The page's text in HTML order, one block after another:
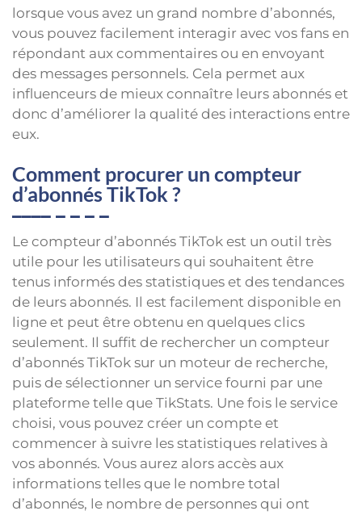
lorsque vous avez un grand nombre d’abonnés,
vous pouvez facilement interagir avec vos fans en
répondant aux commentaires ou en envoyant
des messages personnels. Cela permet aux
influenceurs de mieux connaître leurs abonnés et
donc d’améliorer la qualité des interactions entre
eux.
Comment procurer un compteur
d’abonnés TikTok ?
Le compteur d’abonnés TikTok est un outil très
utile pour les utilisateurs qui souhaitent être
tenus informés des statistiques et des tendances
de leurs abonnés. Il est facilement disponible en
ligne et peut être obtenu en quelques clics
seulement. Il suffit de rechercher un compteur
d’abonnés TikTok sur un moteur de recherche,
puis de sélectionner un service fourni par une
plateforme telle que TikStats. Une fois le service
choisi, vous pouvez créer un compte et
commencer à suivre les statistiques relatives à
vos abonnés. Vous aurez alors accès aux
informations telles que le nombre total
d’abonnés, le nombre de personnes qui ont